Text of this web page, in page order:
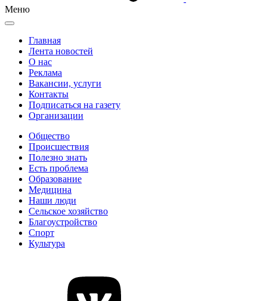
Меню
Главная
Лента новостей
О нас
Реклама
Вакансии, услуги
Контакты
Подписаться на газету
Организации
Общество
Происшествия
Полезно знать
Есть проблема
Образование
Медицина
Наши люди
Сельское хозяйство
Благоустройство
Спорт
Культура